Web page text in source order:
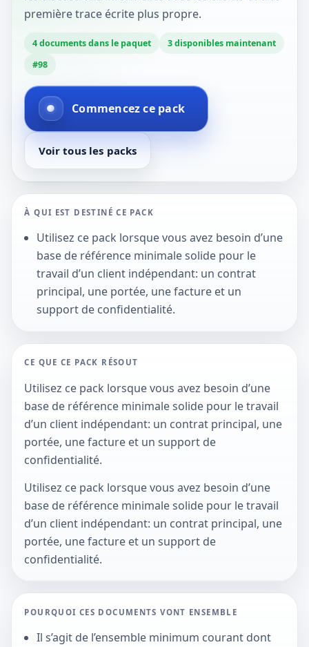
première trace écrite plus propre.
4documents dans le paquet 3disponibles maintenant
#98
Commencez ce pack
Voir tous les packs
À QUI EST DESTINÉ CE PACK
Utilisez ce pack lorsque vous avez besoin d’une
base de référence minimale solide pour le
travail d’un client indépendant: un contrat
principal, une portée, une facture et un
support de confidentialité.
CE QUE CE PACK RÉSOUT
Utilisez ce pack lorsque vous avez besoin d’une
base de référence minimale solide pour le travail
d’un client indépendant: un contrat principal, une
portée, une facture et un support de
confidentialité.
Utilisez ce pack lorsque vous avez besoin d’une
base de référence minimale solide pour le travail
d’un client indépendant: un contrat principal, une
portée, une facture et un support de
confidentialité.
POURQUOI CES DOCUMENTS VONT ENSEMBLE
Il s’agit de l’ensemble minimum courant dont